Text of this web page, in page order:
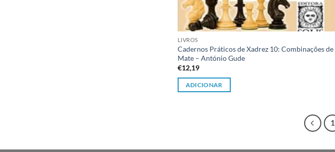
LIVROS
Cadernos Práticos de Xadrez 10: Combinações de
Mate – António Gude
€12,19
ADICIONAR
1